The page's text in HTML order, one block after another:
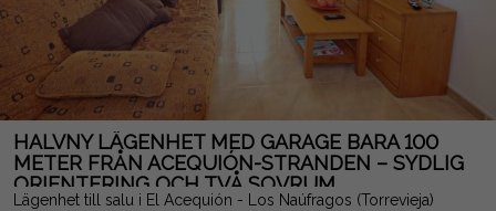
HALVNY LÄGENHET MED GARAGE BARA 100
METER FRÅN ACEQUIÓN-STRANDEN – SYDLIG
ORIENTERING OCH TVÅ SOVRUM
Lägenhet till salu i El Acequión - Los Naúfragos (Torrevieja)